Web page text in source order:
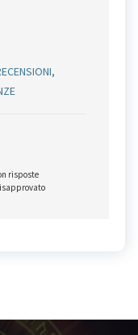
risposte